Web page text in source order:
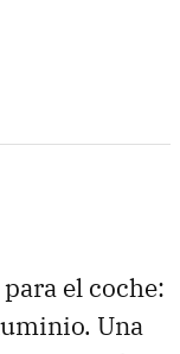
el coche:
Una